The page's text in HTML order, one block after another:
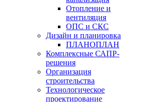
Отопление и
вентиляция
ОПС и СКС
Дизайн и планировка
ПЛАНОПЛАН
Комплексные САПР-
решения
Организация
строительства
Технологическое
проектирование